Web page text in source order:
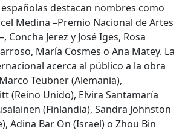
destacan nombres como
Medina –Premio Nacional de Artes
Concha Jerez y José Iges, Rosa
María Cosmes o Ana Matey. La
acerca al público a la obra
Teubner (Alemania),
(Reino Unido), Elvira Santamaría
(Finlandia), Sandra Johnston
Adina Bar On (Israel) o Zhou Bin